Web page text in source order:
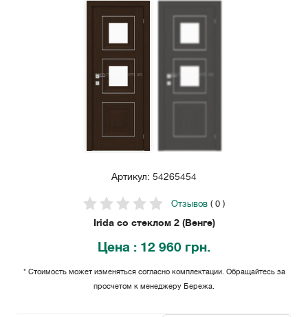
Артикул: 54265454
Отзывов ( 0 )
Irida со стеклом 2 (Венге)
Цена : 12 960 грн.
* Стоимость может изменяться согласно комплектации. Обращайтесь за
просчетом к менеджеру Бережа.